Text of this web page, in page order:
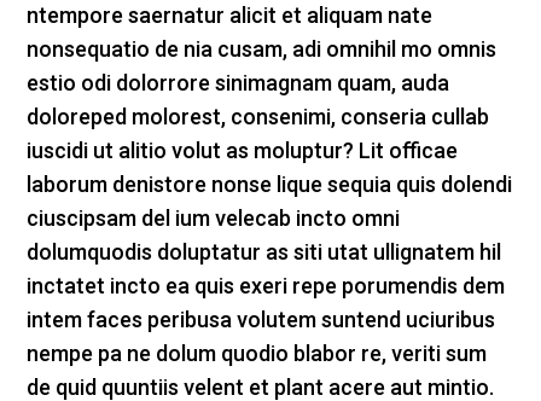
ntempore saernatur alicit et aliquam nate
nonsequatio de nia cusam, adi omnihil mo omnis
estio odi dolorrore sinimagnam quam, auda
doloreped molorest, consenimi, conseria cullab
iuscidi ut alitio volut as moluptur? Lit officae
laborum denistore nonse lique sequia quis dolendi
ciuscipsam del ium velecab incto omni
dolumquodis doluptatur as siti utat ullignatem hil
inctatet incto ea quis exeri repe porumendis dem
intem faces peribusa volutem suntend uciuribus
nempe pa ne dolum quodio blabor re, veriti sum
de quid quuntiis velent et plant acere aut mintio.